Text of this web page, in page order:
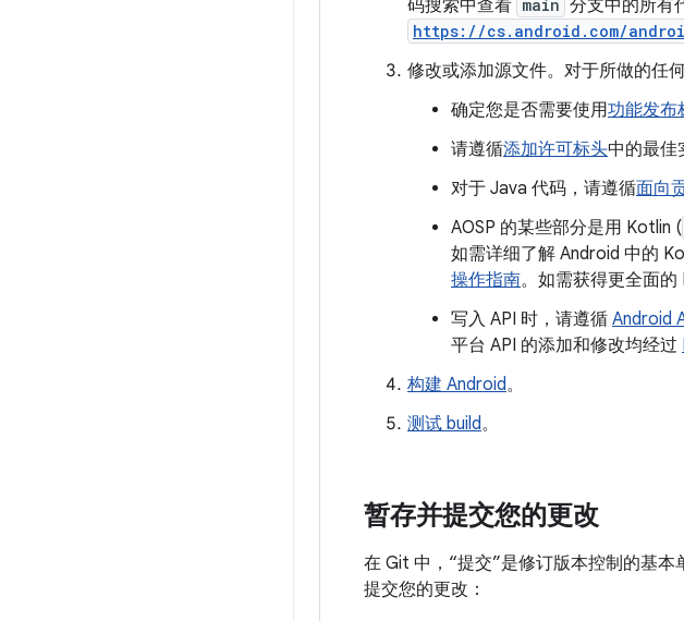
码搜索中查看 main 分支中的所有
https://cs.android.com/
修改或添加源文件。对于所做的任
确定您是否需要使用功能发布
请遵循添加许可标头中的最佳
对于 Java 代码，请遵循面向
AOSP 的某些部分是用 Kotlin (
如需详细了解 Android 中的
操作指南。如需获得更全面
写入 API 时，请遵循 Android
平台 API 的添加和修改均经过
构建 Android。
测试 build。
暂存并提交您的更改
在 Git 中，“提交”是修订版本控制的基本
提交您的更改：